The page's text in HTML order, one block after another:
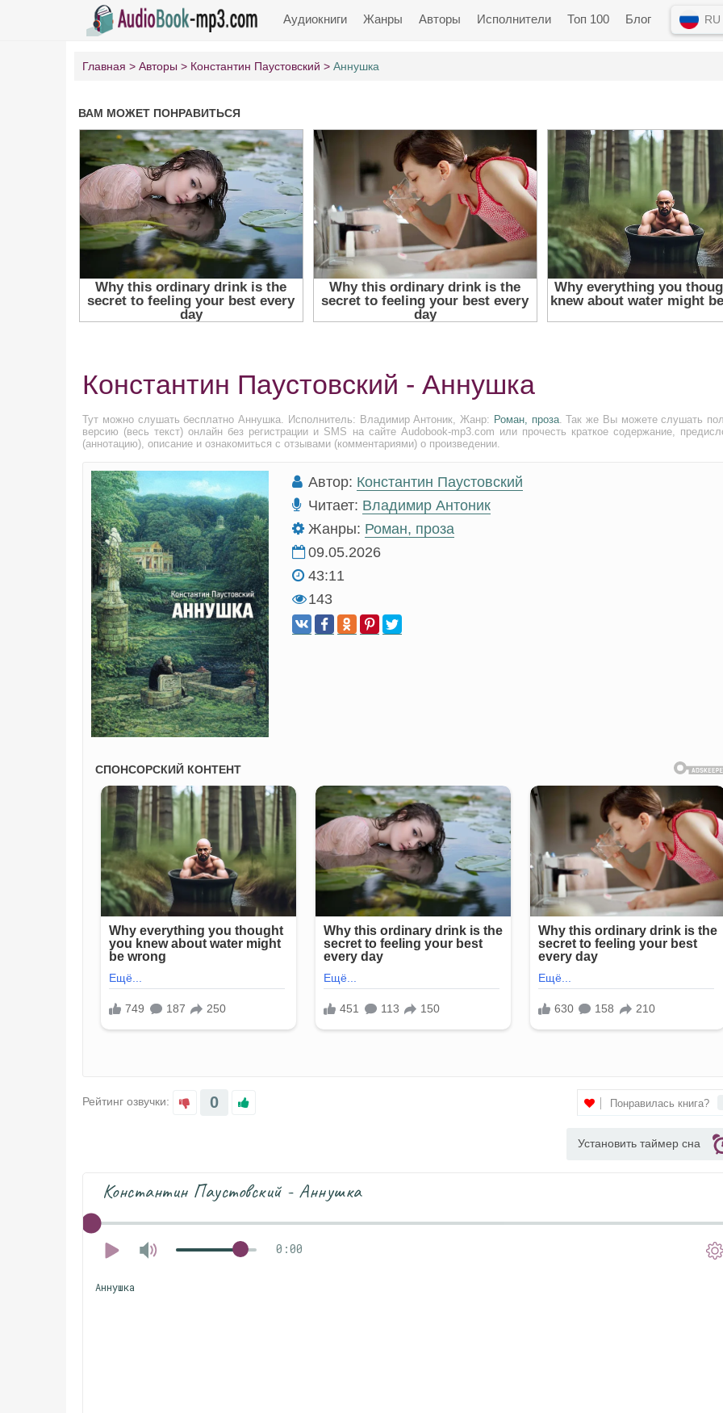
Аудиокниги Жанры Авторы Исполнители Топ 100 Блог RU
Главная Авторы Константин Паустовский Аннушка
Константин Паустовский - Аннушка
Тут можно слушать бесплатно Аннушка. Исполнитель: Владимир Антоник, Жанр: Роман, проза. Так же Вы можете слушать
версию (весь текст) онлайн без регистрации и SMS на сайте Audobook-mp3.com или прочесть краткое содержание,
(аннотацию), описание и ознакомиться с отзывами (комментариями) о произведении.
Автор: Константин Паустовский
Читает: Владимир Антоник
Жанры: Роман, проза
09.05.2026
43:11
143
Рейтинг озвучки: 0 Понравилась книга?
Установить таймер сна
Константин Паустовский - Аннушка
0:00
Аннушка